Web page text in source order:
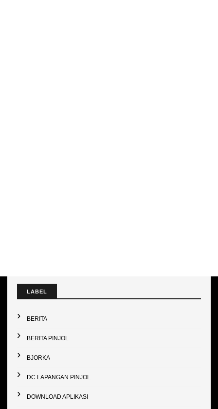
LABEL
BERITA
BERITA PINJOL
BJORKA
DC LAPANGAN PINJOL
DOWNLOAD APLIKASI